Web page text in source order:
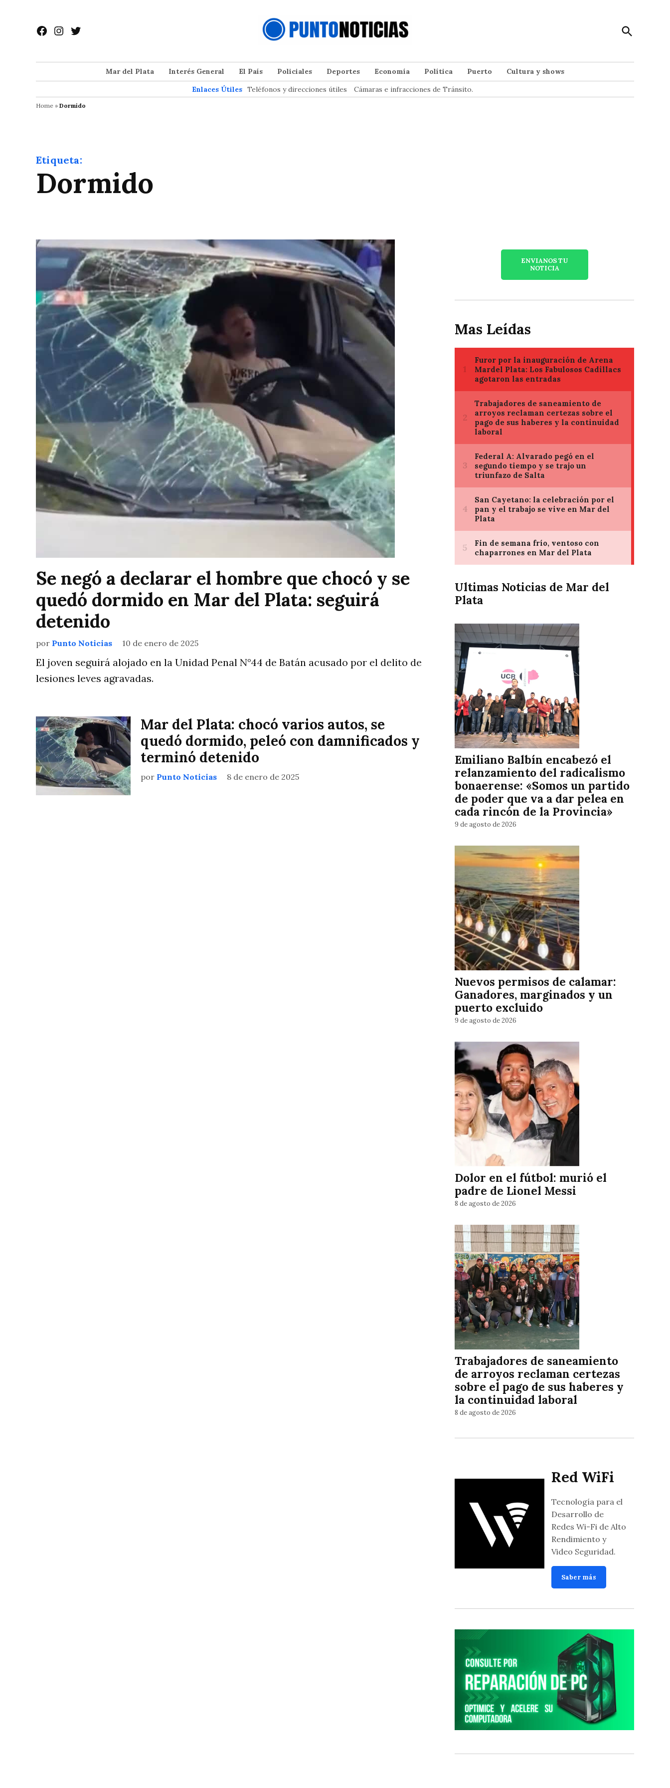
contenido
Facebook
Instagram
Twitter
Open
Search
Mar del Plata Interés General El País Policiales Deportes Economía Política Puerto
Cultura y shows
Enlaces Útiles Teléfonos y direcciones útiles Cámaras e infracciones de Tránsito.
Home » Dormido
Etiqueta:
Dormido
Se negó a declarar el hombre que chocó y se
quedó dormido en Mar del Plata: seguirá
detenido
por Punto Noticias 10 de enero de 2025
El joven seguirá alojado en la Unidad Penal N°44 de Batán acusado por el delito de
lesiones leves agravadas.
Mar del Plata: chocó varios autos, se
quedó dormido, peleó con damnificados y
terminó detenido
por Punto Noticias 8 de enero de 2025
ENVIANOS TU
NOTICIA
Mas Leídas
Ultimas Noticias de Mar del
Plata
Emiliano Balbín encabezó el
relanzamiento del radicalismo
bonaerense: «Somos un partido
de poder que va a dar pelea en
cada rincón de la Provincia»
9 de agosto de 2026
Nuevos permisos de calamar:
Ganadores, marginados y un
puerto excluido
9 de agosto de 2026
Dolor en el fútbol: murió el
padre de Lionel Messi
8 de agosto de 2026
Trabajadores de saneamiento
de arroyos reclaman certezas
sobre el pago de sus haberes y
la continuidad laboral
8 de agosto de 2026
Red WiFi
Tecnología para el
Desarrollo de
Redes Wi-Fi de Alto
Rendimiento y
Video Seguridad.
Saber más